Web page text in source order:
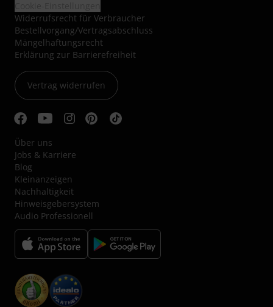
Widerrufsrecht für Verbraucher
Bestellvorgang/Vertragsabschluss
Mängelhaftungsrecht
Erklärung zur Barrierefreiheit
Vertrag widerrufen
Über uns
Jobs & Karriere
Blog
Kleinanzeigen
Nachhaltigkeit
Hinweisgebersystem
Audio Professionell